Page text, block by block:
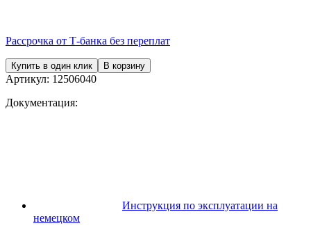
Рассрочка от Т-банка без переплат
Купить в один клик В корзину
Артикул: 12506040
Документация:
Инструкция по эксплуатации на
немецком